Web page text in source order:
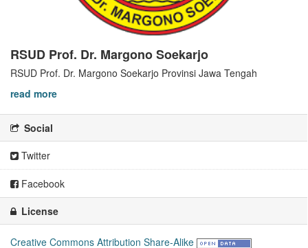
RSUD Prof. Dr. Margono Soekarjo
RSUD Prof. Dr. Margono Soekarjo Provinsi Jawa Tengah
read more
Social
Twitter
Facebook
License
Creative Commons Attribution Share-Alike